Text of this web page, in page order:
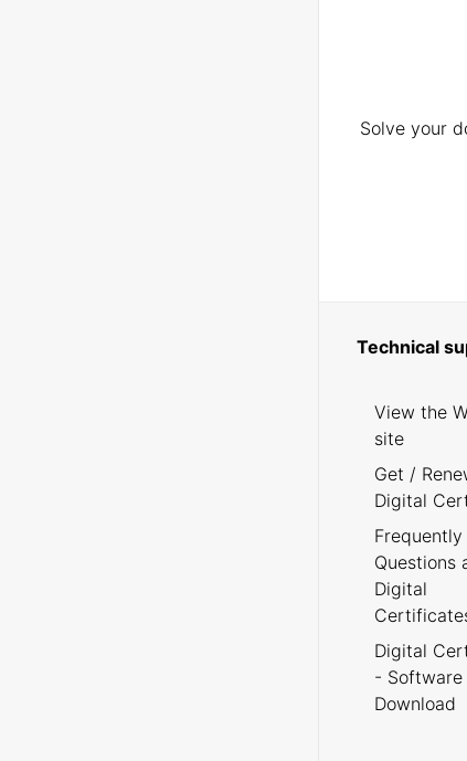
Solve your
Technical
View the
site
Get /
Digital
Frequently
Questions
Digital
Digital
- Software
Download